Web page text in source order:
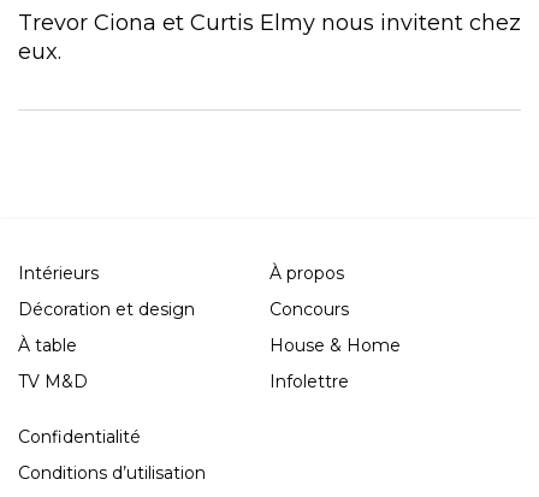
Trevor Ciona et Curtis Elmy nous invitent chez
eux.
Intérieurs
Décoration et design
À table
TV M&D
À propos
Concours
House & Home
Infolettre
Confidentialité
Conditions d’utilisation